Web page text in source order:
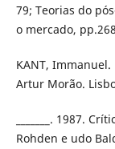
79; Teorias do
o mercado,
KANT,
Artur Morão.
_______. 1987.
Rohden e udo